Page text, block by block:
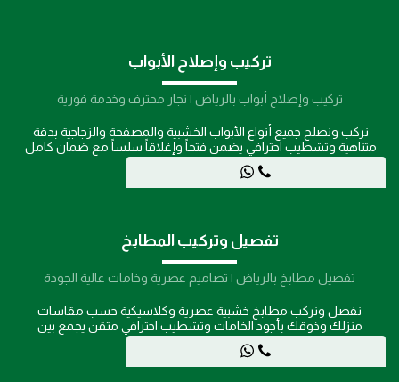
تركيب وإصلاح الأبواب
تركيب وإصلاح أبواب بالرياض | نجار محترف وخدمة فورية
تفصيل وتركيب المطابخ
تفصيل مطابخ بالرياض | تصاميم عصرية وخامات عالية الجودة
نفصل ونركب مطابخ خشبية عصرية وكلاسيكية حسب مقاسات
منزلك وذوقك بأجود الخامات وتشطيب احترافي متقن يجمع بين